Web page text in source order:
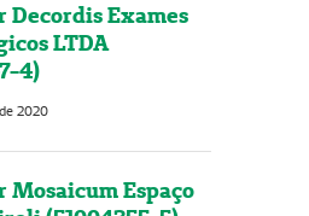
Decordis Exames
LTDA
4)
2020
Mosaicum Espaço